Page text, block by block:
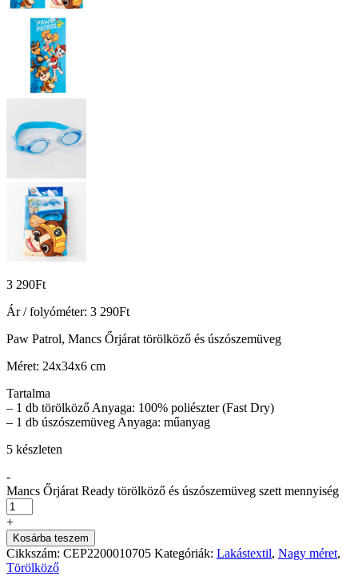
3 290Ft
Ár / folyóméter: 3 290Ft
Paw Patrol, Mancs Őrjárat törölköző és úszószemüveg
Méret: 24x34x6 cm
Tartalma
– 1 db törölköző Anyaga: 100% poliészter (Fast Dry)
– 1 db úszószemüveg Anyaga: műanyag
5 készleten
-
Mancs Őrjárat Ready törölköző és úszószemüveg szett mennyiség
+
Kosárba teszem
Cikkszám: CEP2200010705 Kategóriák: Lakástextil, Nagy méret,
Törölköző